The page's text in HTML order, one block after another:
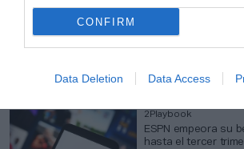
CONFIRM
Data Deletion Data Access
Àlex Penalba
la suscripción a
de su cuota
2Playbook
ESPN empeora su
hasta el tercer